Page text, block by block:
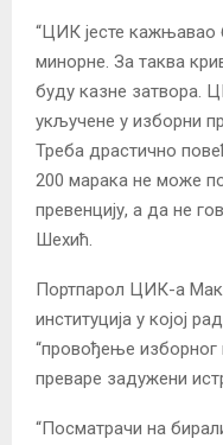
“ЦИК јесте кажњавао
минорне. За таква
буду казне затвора.
укључене у изборни
Треба драстично
200 марака не може
превенцију, а да не
Шехић.
Портпарол ЦИК-а
институција у којој
“провођење изборног
преваре задужени
“Посматрачи на